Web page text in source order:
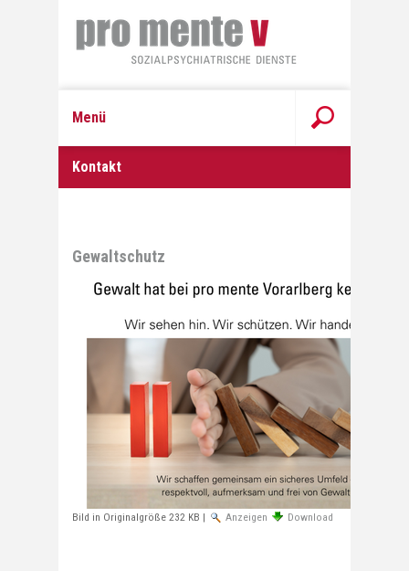
Menü
Kontakt
Gewaltschutz
Bild in Originalgröße 232 KB | Anzeigen Download